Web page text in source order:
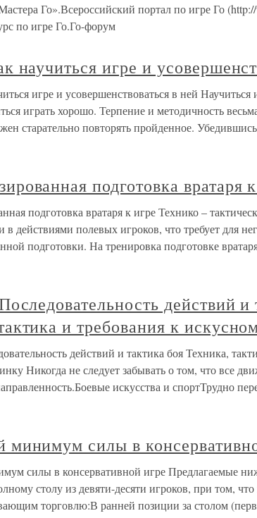
Го».Всероссийский портал по игре Го
по игре Го.Го-форум
научиться игре и
игре и усовершенствоваться в ней
играть хорошо. Терпение и методичность
старательно повторять пройденное.
подготовка вратаря
подготовка вратаря к игре Технико –
действиями полевых игроков, что требует для
подготовки. На тренировка подготовке
действий и
и требования к
действий и тактика боя Техника,
Никогда не следует забывать о том, что все
искусства и спортТрудно
минимум силы в
силы в консервативной игре Предлагаемые
столу из девяти-десяти игроков, при том,
торговлю:В ранней позиции за столом